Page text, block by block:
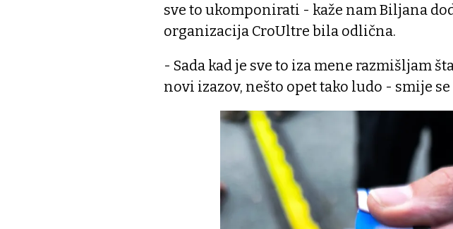
sve to ukomponirati - kaže nam Biljana
organizacija CroUltre bila odlična.
- Sada kad je sve to iza mene razmišljam
novi izazov, nešto opet tako ludo - smije